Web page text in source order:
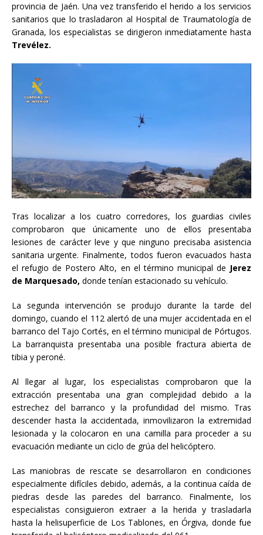
provincia de Jaén. Una vez transferido el herido a los servicios
sanitarios que lo trasladaron al Hospital de Traumatología de
Granada, los especialistas se dirigieron inmediatamente hasta
Trevélez.
Tras localizar a los cuatro corredores, los guardias civiles
comprobaron que únicamente uno de ellos presentaba
lesiones de carácter leve y que ninguno precisaba asistencia
sanitaria urgente. Finalmente, todos fueron evacuados hasta
el refugio de Postero Alto, en el término municipal de Jerez
de Marquesado, donde tenían estacionado su vehículo.
La segunda intervención se produjo durante la tarde del
domingo, cuando el 112 alertó de una mujer accidentada en el
barranco del Tajo Cortés, en el término municipal de Pórtugos.
La barranquista presentaba una posible fractura abierta de
tibia y peroné.
Al llegar al lugar, los especialistas comprobaron que la
extracción presentaba una gran complejidad debido a la
estrechez del barranco y la profundidad del mismo. Tras
descender hasta la accidentada, inmovilizaron la extremidad
lesionada y la colocaron en una camilla para proceder a su
evacuación mediante un ciclo de grúa del helicóptero.
Las maniobras de rescate se desarrollaron en condiciones
especialmente difíciles debido, además, a la continua caída de
piedras desde las paredes del barranco. Finalmente, los
especialistas consiguieron extraer a la herida y trasladarla
hasta la helisuperficie de Los Tablones, en Órgiva, donde fue